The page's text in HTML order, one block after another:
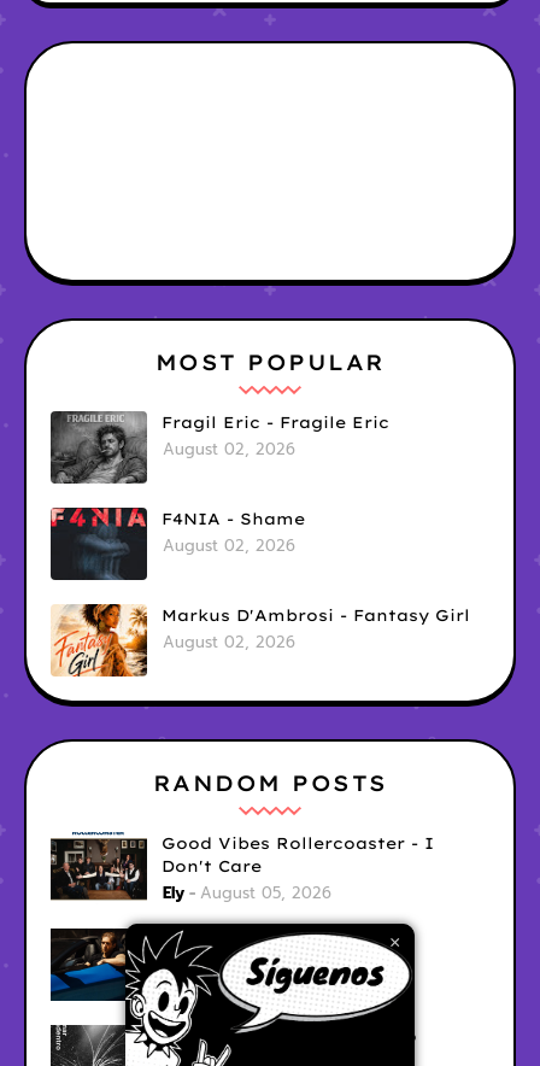
×
MOST POPULAR
Fragil Eric - Fragile Eric
August 02, 2026
F4NIA - Shame
August 02, 2026
Markus D'Ambrosi - Fantasy Girl
August 02, 2026
RANDOM POSTS
Good Vibes Rollercoaster - I
Don't Care
Ely August 05, 2026
Hyperwulf - FaceTime
Ely August 04, 2026
BARRACÜDA - Mar Adentro